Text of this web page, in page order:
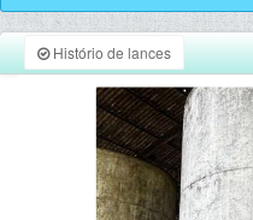
Histório de lances